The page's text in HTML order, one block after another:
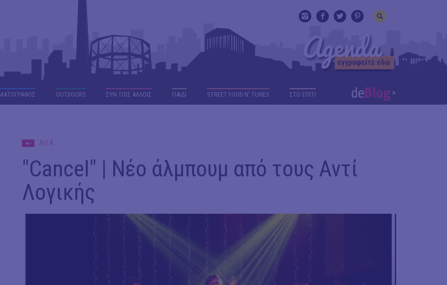
OUTDΟORS ΣΥΝ ΤΟΙΣ ΑΛΛΟΙΣ ΠΑΙΔΙ STREET FOOD N' TUNES ΣΤΟ ΣΠΙΤΙ
ΝΕΑ
"Cancel" | Νέο άλμπουμ από τους Αντί
Λογικής